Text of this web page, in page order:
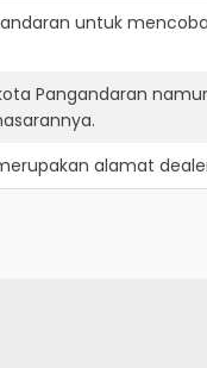
untuk
Pangandaran
alamat